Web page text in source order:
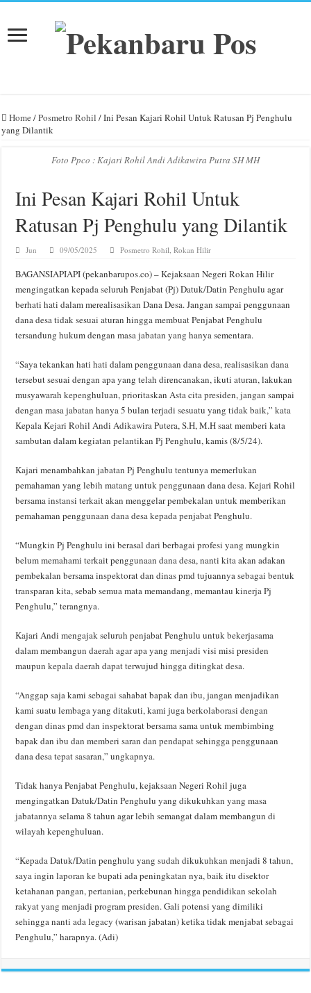
Home /Posmetro Rohil /Ini Pesan Kajari Rohil Untuk Ratusan Pj Penghulu
yang Dilantik
Foto Ppco : Kajari Rohil Andi Adikawira Putra SH MH
Ini Pesan Kajari Rohil Untuk
Ratusan Pj Penghulu yang Dilantik
Jun 09/05/2025 Posmetro Rohil ,Rokan Hilir
BAGANSIAPIAPI (pekanbarupos.co) – Kejaksaan Negeri Rokan Hilir
mengingatkan kepada seluruh Penjabat (Pj) Datuk/Datin Penghulu agar
berhati hati dalam merealisasikan Dana Desa. Jangan sampai penggunaan
dana desa tidak sesuai aturan hingga membuat Penjabat Penghulu
tersandung hukum dengan masa jabatan yang hanya sementara.
“Saya tekankan hati hati dalam penggunaan dana desa, realisasikan dana
tersebut sesuai dengan apa yang telah direncanakan, ikuti aturan, lakukan
musyawarah kepenghuluan, prioritaskan Asta cita presiden, jangan sampai
dengan masa jabatan hanya 5 bulan terjadi sesuatu yang tidak baik,” kata
Kepala Kejari Rohil Andi Adikawira Putera, S.H, M.H saat memberi kata
sambutan dalam kegiatan pelantikan Pj Penghulu, kamis (8/5/24).
Kajari menambahkan jabatan Pj Penghulu tentunya memerlukan
pemahaman yang lebih matang untuk penggunaan dana desa. Kejari Rohil
bersama instansi terkait akan menggelar pembekalan untuk memberikan
pemahaman penggunaan dana desa kepada penjabat Penghulu.
“Mungkin Pj Penghulu ini berasal dari berbagai profesi yang mungkin
belum memahami terkait penggunaan dana desa, nanti kita akan adakan
pembekalan bersama inspektorat dan dinas pmd tujuannya sebagai bentuk
transparan kita, sebab semua mata memandang, memantau kinerja Pj
Penghulu,” terangnya.
Kajari Andi mengajak seluruh penjabat Penghulu untuk bekerjasama
dalam membangun daerah agar apa yang menjadi visi misi presiden
maupun kepala daerah dapat terwujud hingga ditingkat desa.
“Anggap saja kami sebagai sahabat bapak dan ibu, jangan menjadikan
kami suatu lembaga yang ditakuti, kami juga berkolaborasi dengan
dengan dinas pmd dan inspektorat bersama sama untuk membimbing
bapak dan ibu dan memberi saran dan pendapat sehingga penggunaan
dana desa tepat sasaran,” ungkapnya.
Tidak hanya Penjabat Penghulu, kejaksaan Negeri Rohil juga
mengingatkan Datuk/Datin Penghulu yang dikukuhkan yang masa
jabatannya selama 8 tahun agar lebih semangat dalam membangun di
wilayah kepenghuluan.
“Kepada Datuk/Datin penghulu yang sudah dikukuhkan menjadi 8 tahun,
saya ingin laporan ke bupati ada peningkatan nya, baik itu disektor
ketahanan pangan, pertanian, perkebunan hingga pendidikan sekolah
rakyat yang menjadi program presiden. Gali potensi yang dimiliki
sehingga nanti ada legacy (warisan jabatan) ketika tidak menjabat sebagai
Penghulu,” harapnya. (Adi)